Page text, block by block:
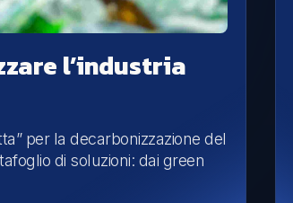
l’industria
per la decarbonizzazione del
di soluzioni: dai green